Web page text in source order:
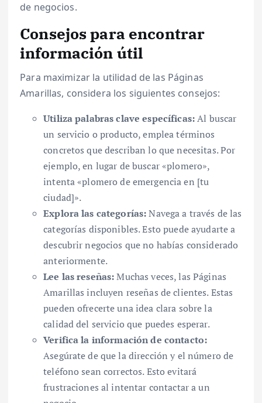
de negocios.
Consejos para encontrar
información útil
Para maximizar la utilidad de las Páginas
Amarillas, considera los siguientes consejos:
Utiliza palabras clave específicas:Al buscar
un servicio o producto, emplea términos
concretos que describan lo que necesitas. Por
ejemplo, en lugar de buscar «plomero»,
intenta «plomero de emergencia en [tu
ciudad]».
Explora las categorías:Navega a través de las
categorías disponibles. Esto puede ayudarte a
descubrir negocios que no habías considerado
anteriormente.
Lee las reseñas:Muchas veces, las Páginas
Amarillas incluyen reseñas de clientes. Estas
pueden ofrecerte una idea clara sobre la
calidad del servicio que puedes esperar.
Verifica la información de contacto:
Asegúrate de que la dirección y el número de
teléfono sean correctos. Esto evitará
frustraciones al intentar contactar a un